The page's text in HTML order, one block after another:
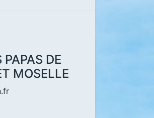
PAPAS DE
MOSELLE